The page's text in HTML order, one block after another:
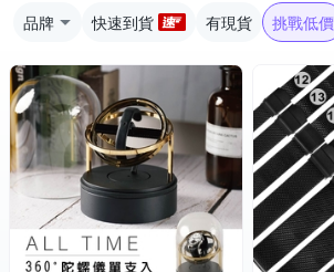
品牌 快速到貨 有現貨 挑戰低價